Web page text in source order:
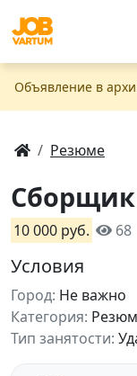
Объявление в
Резюме
Сборщик
10 000 руб. 68
Условия
Город: Не важно
Категория:
Тип занятости: